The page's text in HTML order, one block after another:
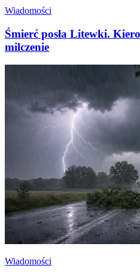
Wiadomości
Śmierć posła Litewki.
milczenie
Wiadomości